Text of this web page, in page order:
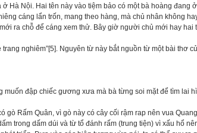
Hà Nội. Hai tên này vào tiệm bảo có một bà hoàng đang
cáng lẩn trốn, mang theo hàng, mà chủ nhân không
ra chỗ để cáng xem thử. Bây giờ người chủ mới hay hai
nghiêm”[5]. Nguyên từ này bắt nguồn từ một bài thơ
đập chiếc gương xưa mà bà từng soi mặt để tìm lai
gò Rấm Quân, vì gò này có cây cối rậm rap nên vua
trong dấm dúi và từ tổ đánh rấm (trung tiện) vì xấu hổ